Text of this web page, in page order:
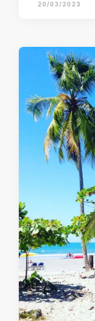
20/03/2023